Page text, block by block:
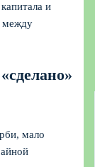
и
между
мало